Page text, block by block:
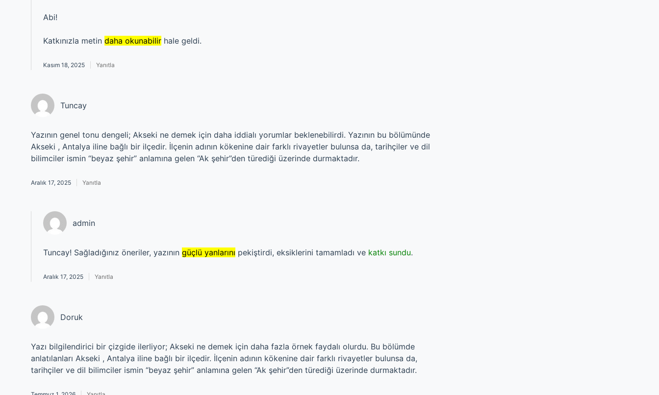
Abi!
Katkınızla metin daha okunabilir hale geldi.
Kasım 18, 2025 Yanıtla
Tuncay
Yazının genel tonu dengeli; Akseki ne demek için daha iddialı yorumlar beklenebilirdi. Yazının bu bölümünde
Akseki , Antalya iline bağlı bir ilçedir. İlçenin adının kökenine dair farklı rivayetler bulunsa da, tarihçiler ve dil
bilimciler ismin “beyaz şehir” anlamına gelen “Ak şehir”den türediği üzerinde durmaktadır.
Aralık 17, 2025 Yanıtla
admin
Tuncay! Sağladığınız öneriler, yazının güçlü yanlarını pekiştirdi, eksiklerini tamamladı ve katkı sundu.
Aralık 17, 2025 Yanıtla
Doruk
Yazı bilgilendirici bir çizgide ilerliyor; Akseki ne demek için daha fazla örnek faydalı olurdu. Bu bölümde
anlatılanları Akseki , Antalya iline bağlı bir ilçedir. İlçenin adının kökenine dair farklı rivayetler bulunsa da,
tarihçiler ve dil bilimciler ismin “beyaz şehir” anlamına gelen “Ak şehir”den türediği üzerinde durmaktadır.